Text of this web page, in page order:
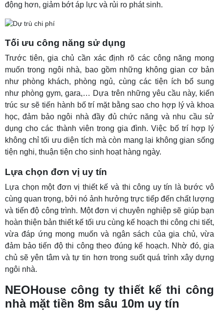
động hơn, giảm bớt áp lực và rủi ro phát sinh.
Tối ưu công năng sử dụng
Trước tiên, gia chủ cần xác định rõ các công năng mong
muốn trong ngôi nhà, bao gồm những không gian cơ bản
như phòng khách, phòng ngủ, cùng các tiện ích bổ sung
như phòng gym, gara,… Dựa trên những yêu cầu này, kiến
trúc sư sẽ tiến hành bố trí mặt bằng sao cho hợp lý và khoa
học, đảm bảo ngôi nhà đầy đủ chức năng và nhu cầu sử
dụng cho các thành viên trong gia đình. Việc bố trí hợp lý
không chỉ tối ưu diện tích mà còn mang lại không gian sống
tiện nghi, thuận tiện cho sinh hoạt hàng ngày.
Lựa chọn đơn vị uy tín
Lựa chọn một đơn vị thiết kế và thi công uy tín là bước vô
cùng quan trọng, bởi nó ảnh hưởng trực tiếp đến chất lượng
và tiến độ công trình. Một đơn vị chuyên nghiệp sẽ giúp bạn
hoàn thiện bản thiết kế tối ưu cùng kế hoạch thi công chi tiết,
vừa đáp ứng mong muốn và ngân sách của gia chủ, vừa
đảm bảo tiến độ thi công theo đúng kế hoạch. Nhờ đó, gia
chủ sẽ yên tâm và tự tin hơn trong suốt quá trình xây dựng
ngôi nhà.
NEOHouse công ty thiết kế thi công
nhà mặt tiền 8m sâu 10m uy tín